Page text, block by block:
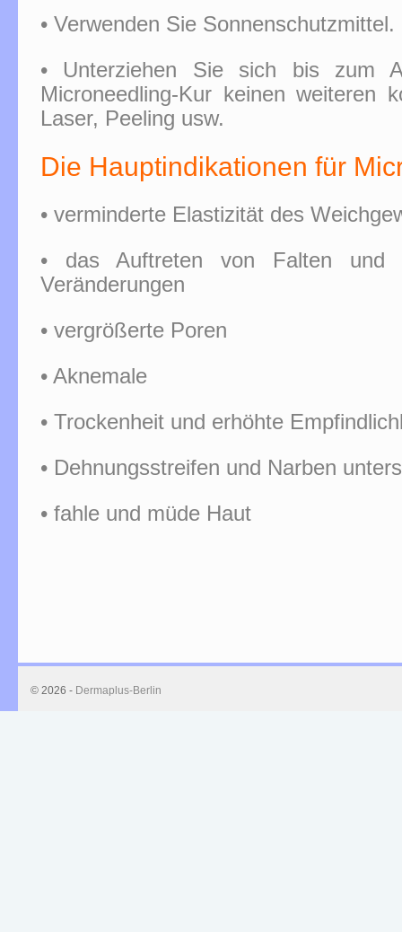
• Verwenden Sie Sonnenschutzmittel.
• Unterziehen Sie sich bis zum
Microneedling-Kur keinen weiteren
Laser, Peeling usw.
Die Hauptindikationen für
• verminderte Elastizität des
• das Auftreten von Falten und
Veränderungen
• vergrößerte Poren
• Aknemale
• Trockenheit und erhöhte
• Dehnungsstreifen und Narben
• fahle und müde Haut
© 2026 - Dermaplus-Berlin